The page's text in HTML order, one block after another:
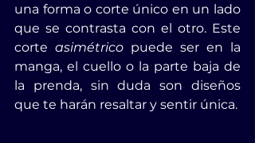
una forma o corte único en un lado
que se contrasta con el otro. Este
corte asimétrico puede ser en la
manga, el cuello o la parte baja de
la prenda, sin duda son diseños
que te harán resaltar y sentir única.